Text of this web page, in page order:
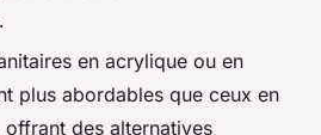
en acrylique ou en
plus abordables que ceux en
des alternatives